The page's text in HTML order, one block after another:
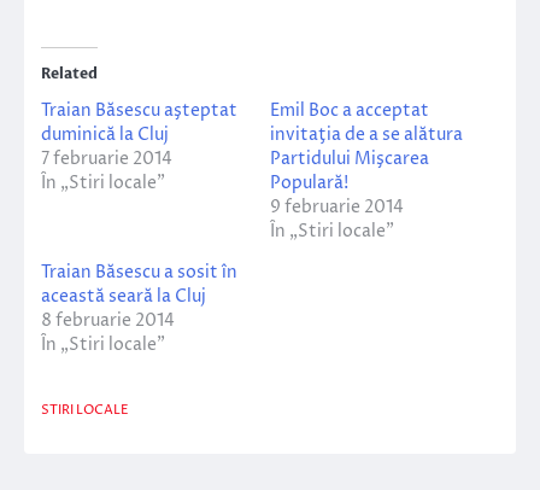
Related
Traian Băsescu aşteptat
duminică la Cluj
7 februarie 2014
În „Stiri locale”
Emil Boc a acceptat
invitaţia de a se alătura
Partidului Mişcarea
Populară!
9 februarie 2014
În „Stiri locale”
Traian Băsescu a sosit în
această seară la Cluj
8 februarie 2014
În „Stiri locale”
STIRI LOCALE